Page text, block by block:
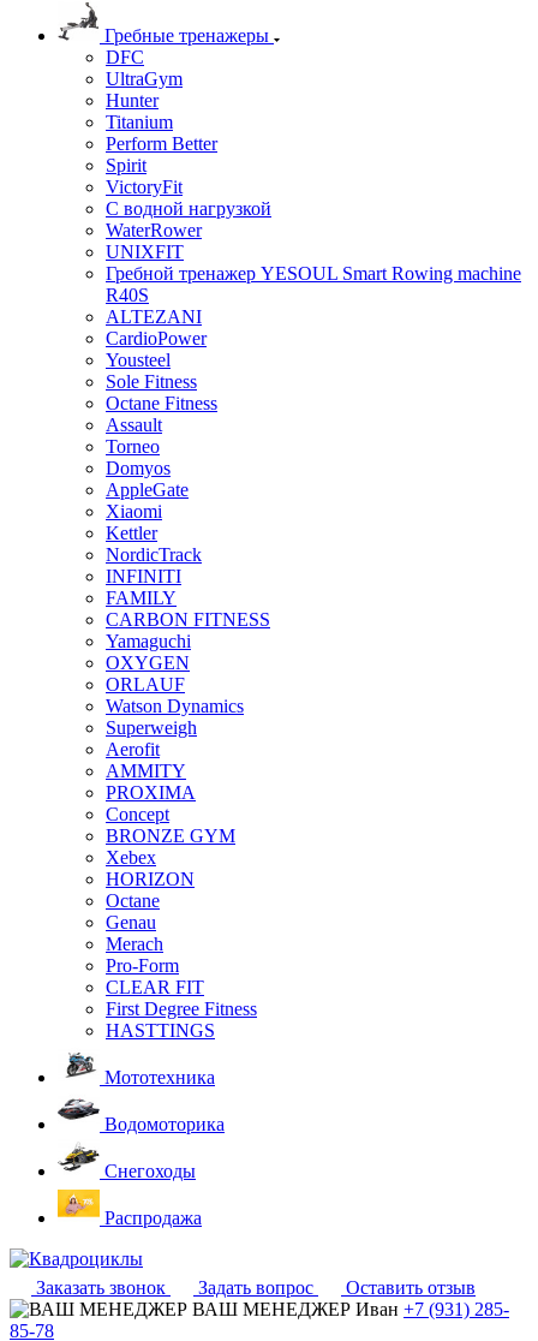
Гребные тренажеры
DFC
UltraGym
Hunter
Titanium
Perform Better
Spirit
VictoryFit
С водной нагрузкой
WaterRower
UNIXFIT
Гребной тренажер YESOUL Smart Rowing machine
R40S
ALTEZANI
CardioPower
Yousteel
Sole Fitness
Octane Fitness
Assault
Torneo
Domyos
AppleGate
Xiaomi
Kettler
NordicTrack
INFINITI
FAMILY
CARBON FITNESS
Yamaguchi
OXYGEN
ORLAUF
Watson Dynamics
Superweigh
Aerofit
AMMITY
PROXIMA
Concept
BRONZE GYM
Xebex
HORIZON
Octane
Genau
Merach
Pro-Form
CLEAR FIT
First Degree Fitness
HASTTINGS
Мототехника
Водомоторика
Снегоходы
Распродажа
Заказать звонок Задать вопрос
Оставить отзыв
ВАШ МЕНЕДЖЕР Иван +7 (931) 285-
85-78